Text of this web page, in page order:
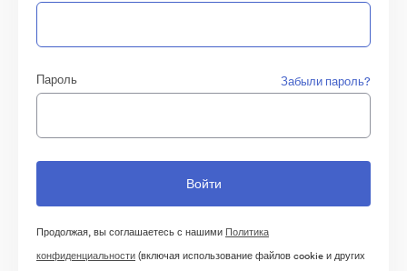
Пароль Забыли пароль?
Продолжая, вы соглашаетесь с нашими Политика
конфиденциальности(включая использование файлов cookie и других